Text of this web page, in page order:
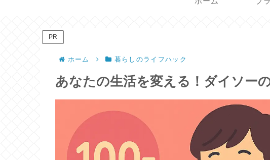
PR
ホーム 暮らしのライフハック
あなたの生活を変える！ダイソー